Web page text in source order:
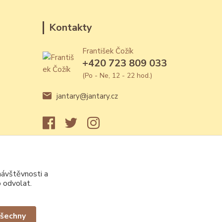
Kontakty
František Čožík
+420 723 809 033
(Po - Ne, 12 - 22 hod.)
jantary@jantary.cz
a
odvolat.